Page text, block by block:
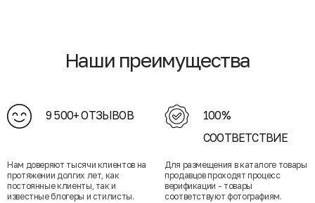
Наши преимущества
9 500+ ОТЗЫВОВ
Нам доверяют тысячи клиентов на
протяжении долгих лет, как
постоянные клиенты, так и
известные блогеры и стилисты.
100%
СООТВЕТСТВИЕ
Для размещения в каталоге товары
продавцов проходят процесс
верификации - товары
соответствуют фотографиям.